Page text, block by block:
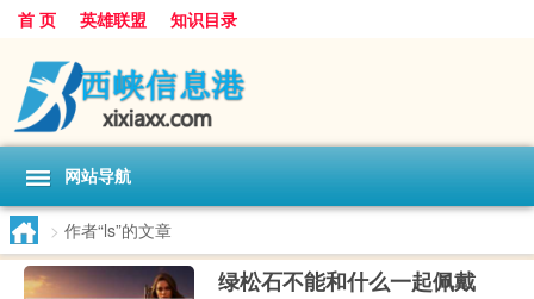
首 页 英雄联盟 知识目录
网站导航
> 作者“ls”的文章
绿松石不能和什么一起佩戴